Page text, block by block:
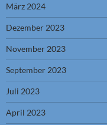
März 2024
Dezember 2023
November 2023
September 2023
Juli 2023
April 2023